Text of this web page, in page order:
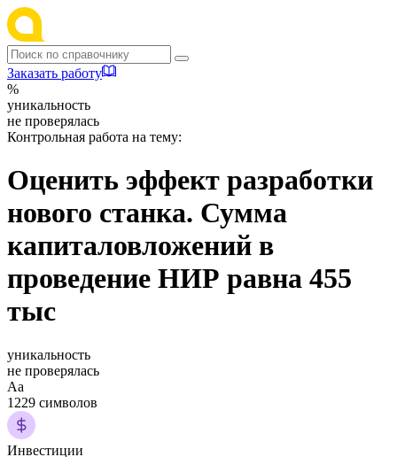
Заказать работу
%
уникальность
не проверялась
Контрольная работа на тему:
Оценить эффект разработки
нового станка. Сумма
капиталовложений в
проведение НИР равна 455
тыс
уникальность
не проверялась
Аа
1229 символов
Инвестиции